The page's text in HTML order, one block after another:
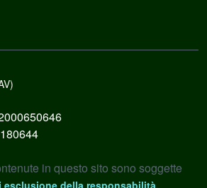
in questo sito sono soggette
esclusione della responsabilità